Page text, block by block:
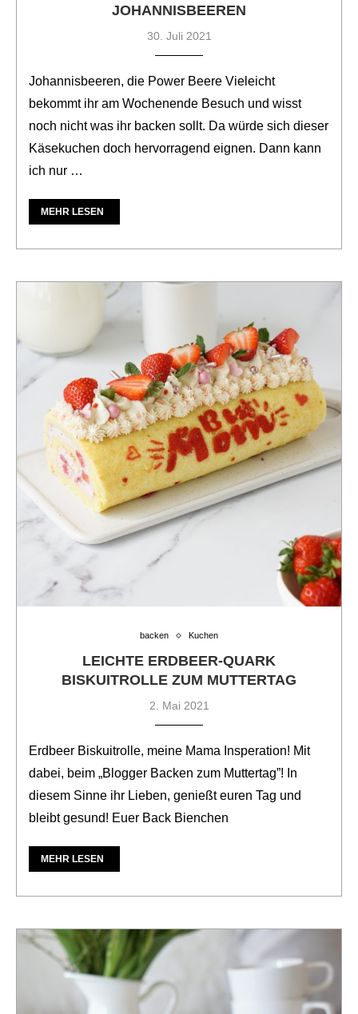
JOHANNISBEEREN
30. Juli 2021
Johannisbeeren, die Power Beere Vieleicht
bekommt ihr am Wochenende Besuch und wisst
noch nicht was ihr backen sollt. Da würde sich dieser
Käsekuchen doch hervorragend eignen. Dann kann
ich nur …
MEHR LESEN
backen Kuchen
LEICHTE ERDBEER-QUARK
BISKUITROLLE ZUM MUTTERTAG
2. Mai 2021
Erdbeer Biskuitrolle, meine Mama Insperation! Mit
dabei, beim „Blogger Backen zum Muttertag”! In
diesem Sinne ihr Lieben, genießt euren Tag und
bleibt gesund! Euer Back Bienchen
MEHR LESEN